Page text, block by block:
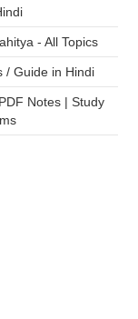
- All Topics
/ Guide in Hindi
Notes | Study